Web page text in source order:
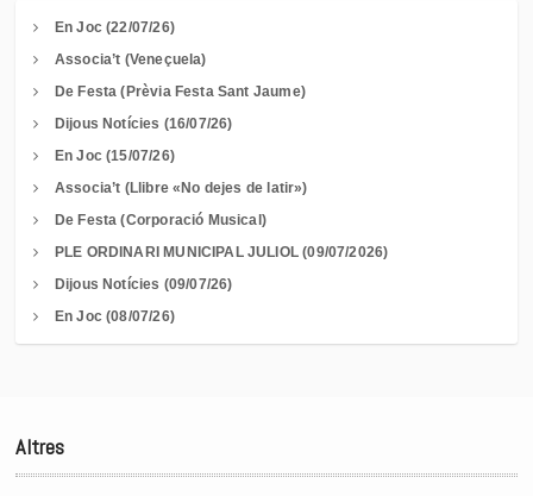
En Joc (22/07/26)
Associa’t (Veneçuela)
De Festa (Prèvia Festa Sant Jaume)
Dijous Notícies (16/07/26)
En Joc (15/07/26)
Associa’t (Llibre «No dejes de latir»)
De Festa (Corporació Musical)
PLE ORDINARI MUNICIPAL JULIOL (09/07/2026)
Dijous Notícies (09/07/26)
En Joc (08/07/26)
Altres